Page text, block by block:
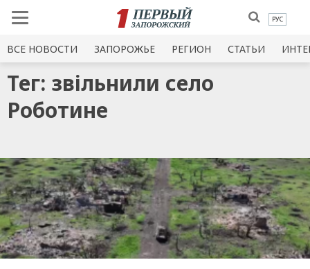
РУС
ВСЕ НОВОСТИ ЗАПОРОЖЬЕ РЕГИОН СТАТЬИ
Тег: звільнили село
Роботине